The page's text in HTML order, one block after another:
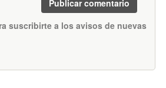
suscribirte a los avisos de nuevas